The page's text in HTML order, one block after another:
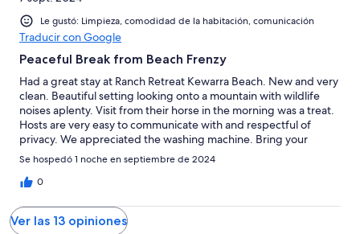
Le gustó: Limpieza, comodidad de la habitación, comunicación
Traducir con Google
Peaceful Break from Beach Frenzy
Had a great stay at Ranch Retreat Kewarra Beach. New and very
clean. Beautiful setting looking onto a mountain with wildlife
noises aplenty. Visit from their horse in the morning was a treat.
Hosts are very easy to communicate with and respectful of
privacy. We appreciated the washing machine. Bring your
supplies with you (including milk), a small supermarket a couple
of km down the road has basics. Would stay again! Thank you
Harvey & Courtney
Se hospedó 1 noche en septiembre de 2024
0
Ver las 13 opiniones